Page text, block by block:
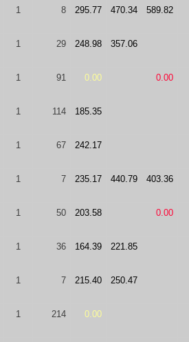
1 8 295.77 470.34 589.82
1 29 248.98 357.06
1 91 0.00 0.00
1 114 185.35
1 67 242.17
1 7 235.17 440.79 403.36
1 50 203.58 0.00
1 36 164.39 221.85
1 7 215.40 250.47
1 214 0.00